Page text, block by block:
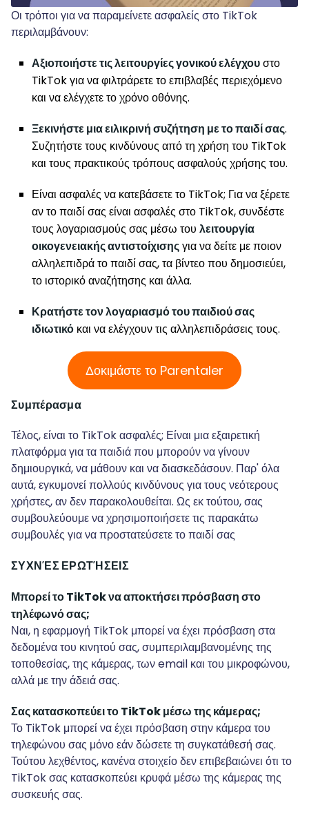
Οι τρόποι για να παραμείνετε ασφαλείς στο TikTok
περιλαμβάνουν:
Αξιοποιήστε τις λειτουργίες γονικού ελέγχουστο
TikTok για να φιλτράρετε το επιβλαβές περιεχόμενο
και να ελέγχετε το χρόνο οθόνης.
Ξεκινήστε μια ειλικρινή συζήτηση με το παιδί σας.
Συζητήστε τους κινδύνους από τη χρήση του TikTok
και τους πρακτικούς τρόπους ασφαλούς χρήσης του.
Είναι ασφαλές να κατεβάσετε το TikTok; Για να ξέρετε
αν το παιδί σας είναι ασφαλές στο TikTok, συνδέστε
τους λογαριασμούς σας μέσω του λειτουργία
οικογενειακής αντιστοίχισηςγια να δείτε με ποιον
αλληλεπιδρά το παιδί σας, τα βίντεο που δημοσιεύει,
το ιστορικό αναζήτησης και άλλα.
Κρατήστε τον λογαριασμό του παιδιού σας
ιδιωτικό και να ελέγχουν τις αλληλεπιδράσεις τους.
Δοκιμάστε το Parentaler
Συμπέρασμα
Τέλος, είναι το TikTok ασφαλές; Είναι μια εξαιρετική
πλατφόρμα για τα παιδιά που μπορούν να γίνουν
δημιουργικά, να μάθουν και να διασκεδάσουν. Παρ' όλα
αυτά, εγκυμονεί πολλούς κινδύνους για τους νεότερους
χρήστες, αν δεν παρακολουθείται. Ως εκ τούτου, σας
συμβουλεύουμε να χρησιμοποιήσετε τις παρακάτω
συμβουλές για να προστατεύσετε το παιδί σας
ΣΥΧΝΈΣ ΕΡΩΤΉΣΕΙΣ
Μπορεί το TikTok να αποκτήσει πρόσβαση στο
τηλέφωνό σας;
Ναι, η εφαρμογή TikTok μπορεί να έχει πρόσβαση στα
δεδομένα του κινητού σας, συμπεριλαμβανομένης της
τοποθεσίας, της κάμερας, των email και του μικροφώνου,
αλλά με την άδειά σας.
Σας κατασκοπεύει το TikTok μέσω της κάμερας;
Το TikTok μπορεί να έχει πρόσβαση στην κάμερα του
τηλεφώνου σας μόνο εάν δώσετε τη συγκατάθεσή σας.
Τούτου λεχθέντος, κανένα στοιχείο δεν επιβεβαιώνει ότι το
TikTok σας κατασκοπεύει κρυφά μέσω της κάμερας της
συσκευής σας.